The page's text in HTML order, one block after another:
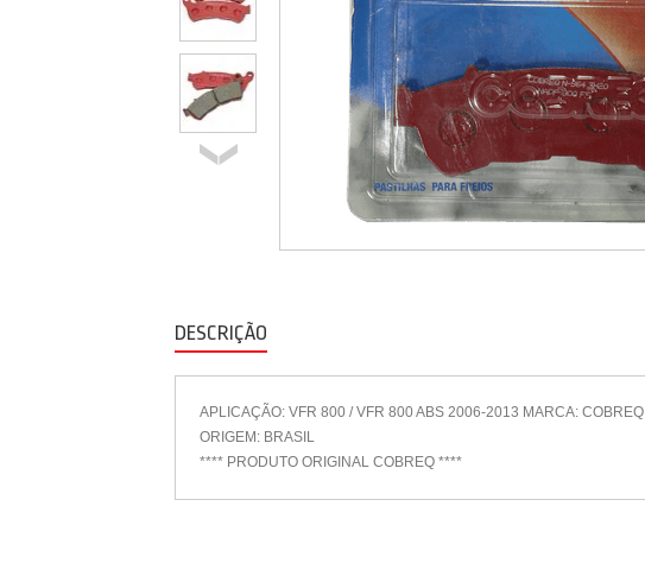
DESCRIÇÃO
APLICAÇÃO: VFR 800 / VFR 800 ABS 2006-2013 MARCA: COBREQ
ORIGEM: BRASIL
**** PRODUTO ORIGINAL COBREQ ****